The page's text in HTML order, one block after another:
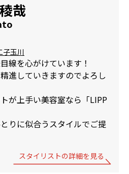
哉
子玉川
線を心がけています！
進していきますのでよろし
が上手い美容室なら「LIPP
りに似合うスタイルでご提
スタイリストの詳細を見る